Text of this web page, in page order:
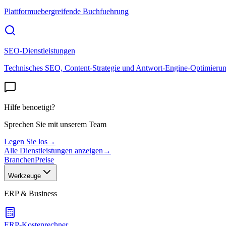
Plattformuebergreifende Buchfuehrung
SEO-Dienstleistungen
Technisches SEO, Content-Strategie und Antwort-Engine-
Hilfe benoetigt?
Sprechen Sie mit unserem Team
Legen Sie los→
Alle Dienstleistungen anzeigen →
BranchenPreise
Werkzeuge
ERP & Business